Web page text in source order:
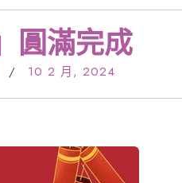
圓滿完成
/ 10 2 月, 2024